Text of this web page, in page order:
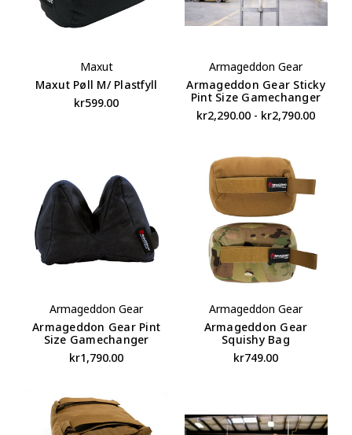
Maxut
Maxut Pøll M/ Plastfyll
kr599.00
Armageddon Gear
Armageddon Gear Sticky
Pint Size Gamechanger
kr2,290.00 - kr2,790.00
Armageddon Gear
Armageddon Gear Pint
Size Gamechanger
kr1,790.00
Armageddon Gear
Armageddon Gear
Squishy Bag
kr749.00